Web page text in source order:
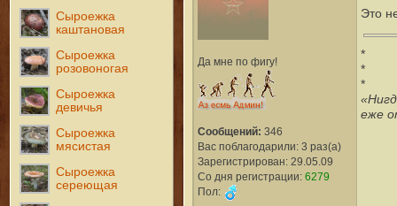
Сыроежка
каштановая
Сыроежка
розовоногая
Сыроежка
девичья
Сыроежка
мясистая
Сыроежка
сереющая
Да мне по фигу!
Сообщений: 346
Вас поблагодарили: 3 раз(а)
Зарегистрирован: 29.05.09
Со дня регистрации: 6279
Пол:
Это
*
*
*
еже